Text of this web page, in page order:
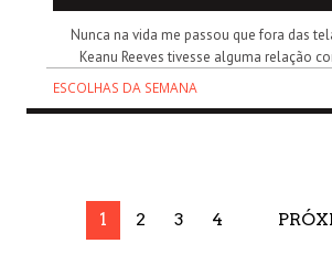
Nunca na vida me passou que fora das
Keanu Reeves tivesse alguma relação
ESCOLHAS DA SEMANA
1 2 3 4